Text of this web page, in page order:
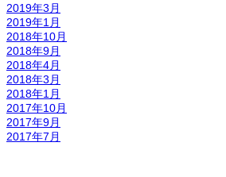
2019年3月
2019年1月
2018年10月
2018年9月
2018年4月
2018年3月
2018年1月
2017年10月
2017年9月
2017年7月